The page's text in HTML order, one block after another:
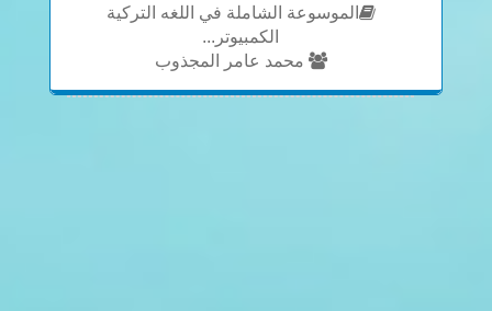
الموسوعة الشاملة في اللغه التركية
الكمبيوتر...
محمد عامر المجذوب